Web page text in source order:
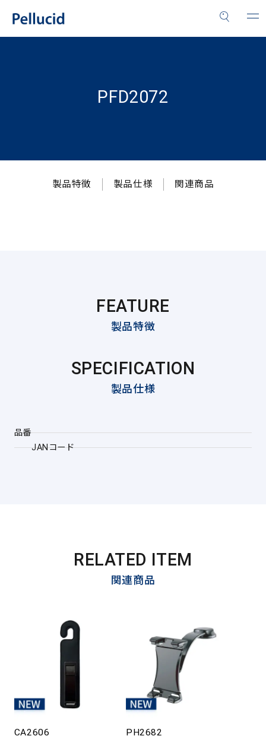
PFD2072
製品特徴 製品仕様 関連商品
FEATURE
製品特徴
SPECIFICATION
製品仕様
品番
JANコード
RELATED ITEM
関連商品
CA2606
PH2682